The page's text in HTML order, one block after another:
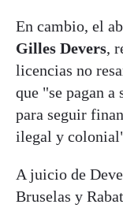
En cambio, el
Gilles Devers,
licencias no
que "se pagan a
para seguir
ilegal y
A juicio de
Bruselas y